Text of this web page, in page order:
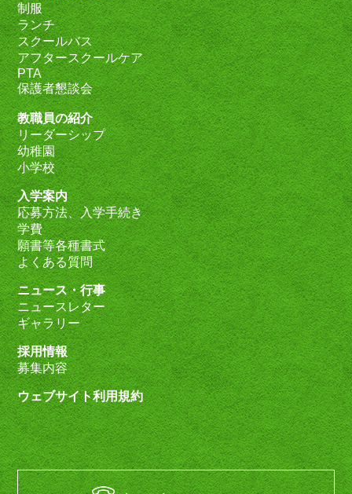
制服
ランチ
スクールバス
アフタースクールケア
PTA
保護者懇談会
教職員の紹介
リーダーシップ
幼稚園
小学校
入学案内
応募方法、入学手続き
学費
願書等各種書式
よくある質問
ニュース・行事
ニュースレター
ギャラリー
採用情報
募集内容
ウェブサイト利用規約